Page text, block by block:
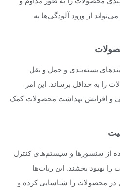
از ورود آلودگی‌ها به
بسته‌بندی و حمل و نقل
را به حداقل برساند. این امر
و افزایش بهداشت محصولات کمک
از سنسورها و سیستم‌های کنترل
را بهبود بخشند. این ربات‌ها
در محصولات را شناسایی کرده و